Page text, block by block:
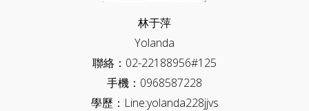
林于萍
Yolanda
聯絡：02-22188956#125
手機：0968587228
學歷：Line:yolanda228jjvs